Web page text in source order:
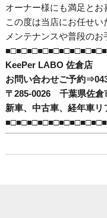
オーナー様にも満足とお
この度は当店にお任せい
メンテナンスや普段の
KeePer LABO 佐倉店
お問い合わせご予約
〒285-0026 千葉県佐倉
新車、中古車、経年車リ